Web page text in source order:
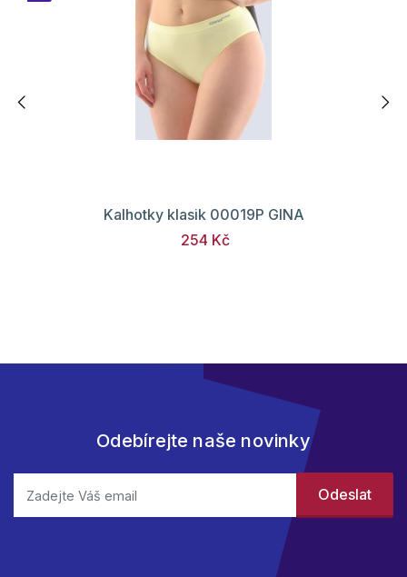
Kalhotky klasik 00019P GINA
254 Kč
Odebírejte naše novinky